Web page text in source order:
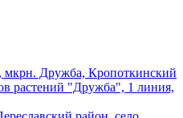
мкрн. Дружба, Кропоткинский
растений "Дружба", 1 линия,